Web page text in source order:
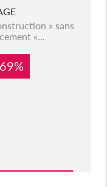
» sans
«...
69%